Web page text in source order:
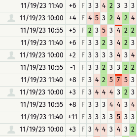
11/19/23 11:40 +6 F 3 3 4 2 3 3 3
11/19/23 10:00 +4 F 4 5 3 2 4 2 4
11/19/23 10:55
+5 F 2 3 5 3 4 2 2
11/19/23 11:40
+6 F 3 3 2 3 4 2 3
11/19/23 10:00 +2 F 3 3 3 3 4 3 4
11/19/23 10:55
-1 F 3 3 2 3 3 2 2
11/19/23 11:40
+8 F 3 4 2 5 7 5 3
11/19/23 10:00 +3 F 3 4 4 4 3 2 3
11/19/23 10:55
+8 F 3 3 3 4 4 3 4
11/19/23 11:40
+11 F 3 3 3 3 5 3 3
11/19/23 10:00 +3 F 3 4 4 3 4 3 2